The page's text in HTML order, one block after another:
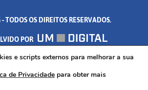
de ferramentas
TODOS OS DIREITOS RESERVADOS.
POR
328 - PALMEIRAS, FORMIGA/MG - CEP:
35.574.530
e scripts externos para melhorar a sua
de Privacidade para obter mais